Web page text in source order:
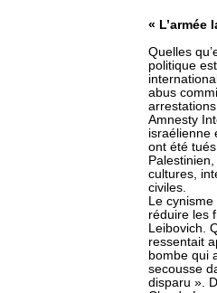
« L’armée
Quelles
politique
abus
Amnesty
israélienne
ont été
cultures,
civiles.
Le cynisme
réduire les
Leibovich.
ressentait
bombe qui
secousse
disparu ».